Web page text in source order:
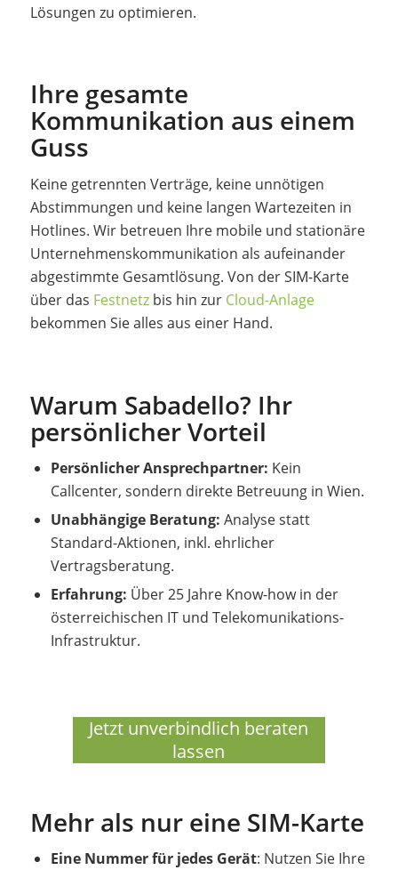
Lösungen zu optimieren.
Ihre gesamte
Kommunikation aus einem
Guss
Keine getrennten Verträge, keine unnötigen
Abstimmungen und keine langen Wartezeiten in
Hotlines. Wir betreuen Ihre mobile und stationäre
Unternehmenskommunikation als aufeinander
abgestimmte Gesamtlösung. Von der SIM-Karte
über das Festnetzbis hin zur Cloud-Anlage
bekommen Sie alles aus einer Hand.
Warum Sabadello? Ihr
persönlicher Vorteil
Persönlicher Ansprechpartner: Kein
Callcenter, sondern direkte Betreuung in Wien.
Unabhängige Beratung: Analyse statt
Standard-Aktionen, inkl. ehrlicher
Vertragsberatung.
Erfahrung: Über 25 Jahre Know-how in der
österreichischen IT und Telekomunikations-
Infrastruktur.
Jetzt unverbindlich beraten
lassen
Mehr als nur eine SIM-Karte
Eine Nummer für jedes Gerät: Nutzen Sie Ihre